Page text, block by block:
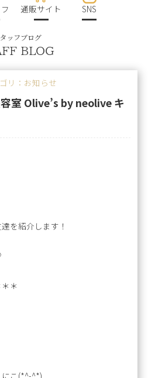
通販サイト SNS
ッフブログ
BLOG
リ：お知らせ
室 Olive’s by neolive キ
を紹介します！
＊
にこ(*^-^*)